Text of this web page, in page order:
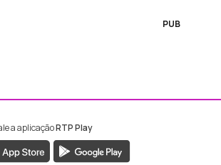
PUB
Madeira
Madeira
a aplicaçãoRTP Play